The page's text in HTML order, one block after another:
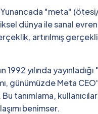
"meta"
dünya ile sanal
artırılmış
yılında yayınladığı
günümüzde Meta
Bu tanımlama,
benimser.